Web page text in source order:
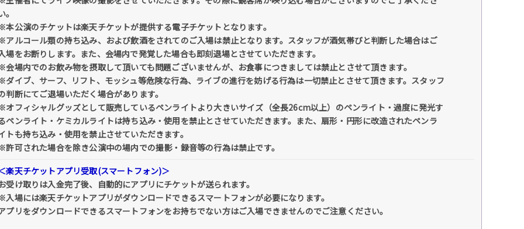
。
本公演のチケットは楽天チケットが提供する電子チケットとなります。
アルコール類の持ち込み、および飲酒をされてのご入場は禁止となります。スタッフが酒気帯びと判断した場合はご
場をお断りします。また、会場内で発覚した場合も即刻退場とさせていただきます。
会場内でのお飲み物を摂取して頂いても問題ございませんが、お食事につきましては禁止とさせて頂きます。
ダイブ、サーフ、リフト、モッシュ等危険な行為、ライブの進行を妨げる行為は一切禁止とさせて頂きます。スタッフ
判断にてご退場いただく場合があります。
オフィシャルグッズとして販売しているペンライトより大きいサイズ（全長26cm以上）のペンライト・過度に発光す
ペンライト・ケミカルライトは持ち込み・使用を禁止とさせていただきます。また、扇形・円形に改造されたペンラ
トも持ち込み・使用を禁止させていただきます。
許可された場合を除き公演中の場内での撮影・録音等の行為は禁止です。
楽天チケットアプリ受取(スマートフォン)＞
受け取りは入金完了後、自動的にアプリにチケットが送られます。
入場には楽天チケットアプリがダウンロードできるスマートフォンが必要になります。
プリをダウンロードできるスマートフォンをお持ちでない方はご入場できませんのでご注意ください。